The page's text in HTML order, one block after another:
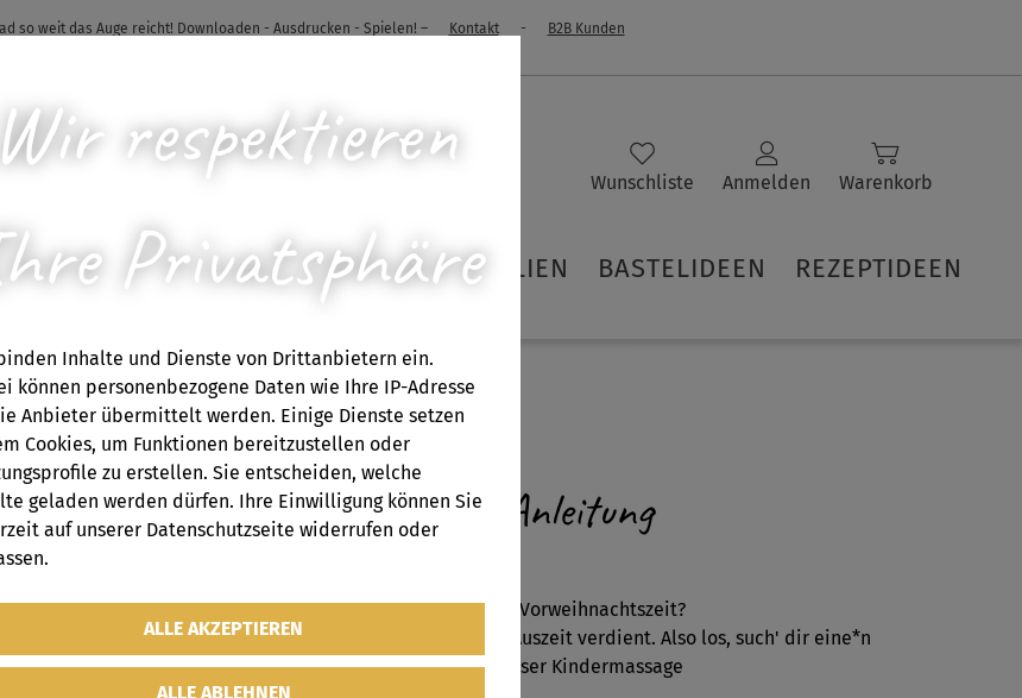
so weit das Auge reicht! Downloaden - Ausdrucken - Spielen! – Kontakt - B2B Kunden
Wunschliste Anmelden Warenkorb
ERWACHSENE UNTERRICHTSMATERIALIEN BASTELIDEEN
REZEPTIDEEN
Playcific
"Probebacken" - Anleitung
Na, ward Ihr schon fleißig in der Vorweihnachtszeit?
Dann habt ihr euch eine kleine Auszeit verdient. Also los, such' dir eine*n
Partner*in und mach mit bei dieser Kindermassage
respektieren
Privatsphäre
Inhalte und Dienste von Drittanbietern ein.
können personenbezogene Daten wie Ihre IP-Adresse
Anbieter übermittelt werden. Einige Dienste setzen
Cookies, um Funktionen bereitzustellen oder
zu erstellen. Sie entscheiden, welche
geladen werden dürfen. Ihre Einwilligung können Sie
auf unserer Datenschutzseite widerrufen oder